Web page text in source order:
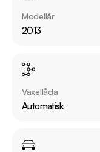
Adress: Kontovägen
* Störst i Sverige på
* 14 dagars
* Kvalitetssäkrade bilar
Modellår
2013
Växellåda
Automatisk